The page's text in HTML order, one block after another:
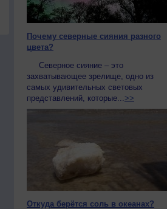
Почему северные сияния разного
цвета?
Северное сияние – это
захватывающее зрелище, одно из
самых удивительных световых
представлений, которые... >>
Откуда берётся соль в океанах?